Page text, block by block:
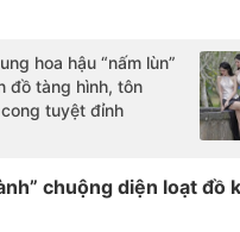
hoa hậu “nấm lùn”
đồ tàng hình, tôn
tuyệt đỉnh
chuộng diện loạt đồ